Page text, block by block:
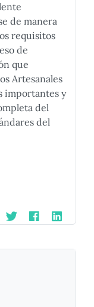
de manera
requisitos
de
que
Artesanales
importantes y
del
del